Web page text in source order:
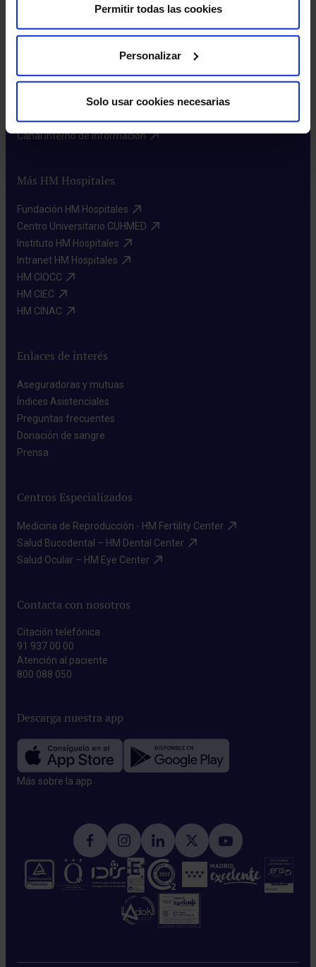
Permitir todas las cookies
Personalizar
Solo usar cookies necesarias
Trabaja con nosotros​
Rincón del accionista​
Sostenibilidad​
Canal interno de información​
Más HM Hospitales
Fundación HM Hospitales​
Centro Universitario CUHMED​
Instituto HM Hospitales​
Intranet HM Hospitales​
HM CIOCC​
HM CIEC​
HM CINAC​
Enlaces de interés
Aseguradoras y mutuas​
Índices Asistenciales​
Preguntas frecuentes​
Donación de sangre​
Prensa​
Centros Especializados
Medicina de Reproducción - HM Fertility Center​
Salud Bucodental – HM Dental Center​
Salud Ocular – HM Eye Center​
Contacta con nosotros
Citación telefónica
91 937 00 00
Atención al paciente
800 088 050
Descarga nuestra app
Más sobre la app​